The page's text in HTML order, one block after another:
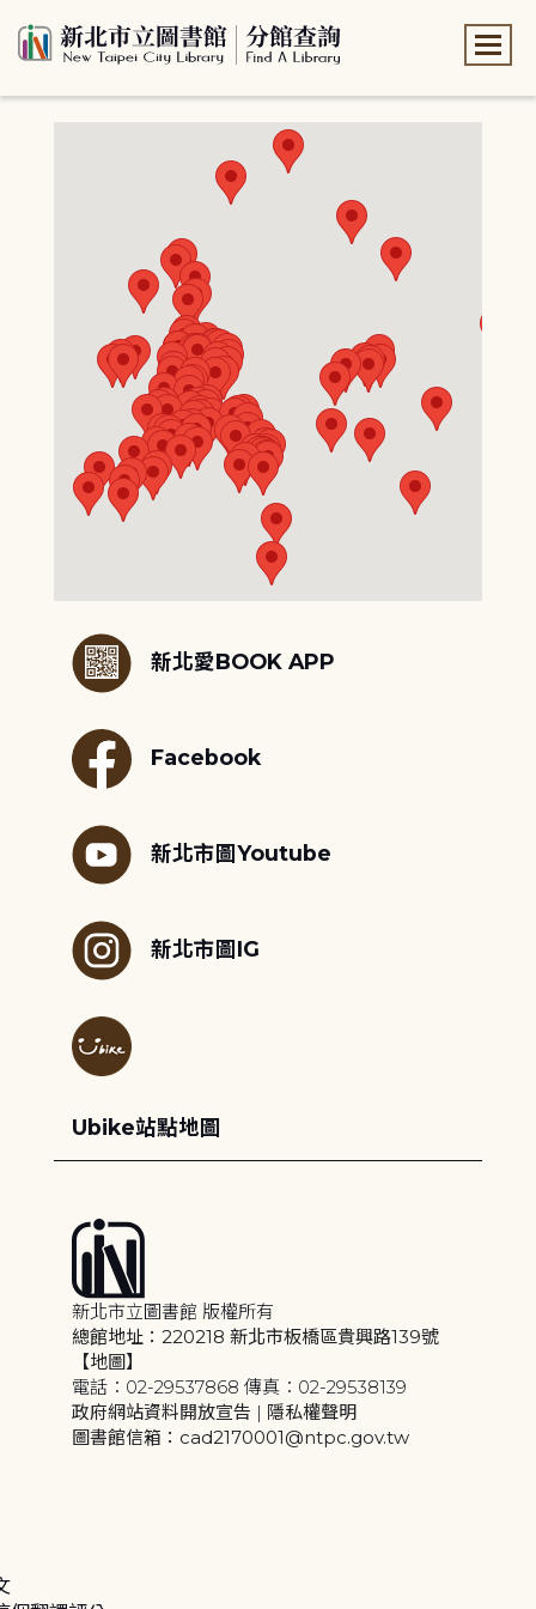
新北愛BOOK APP
Facebook
新北市圖Youtube
新北市圖IG
Ubike站點地圖
新北市立圖書館 版權所有
總館地址：220218 新北市板橋區貴興路139號
【地圖】
電話：02-29537868 傳真：02-29538139
政府網站資料開放宣告 | 隱私權聲明
圖書館信箱：cad2170001@ntpc.gov.tw